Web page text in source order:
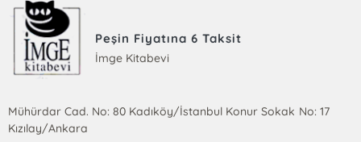
Peşin Fiyatına 6 Taksit
İmge Kitabevi
Mühürdar Cad. No: 80 Kadıköy/İstanbul Konur Sokak No: 17
Kızılay/Ankara